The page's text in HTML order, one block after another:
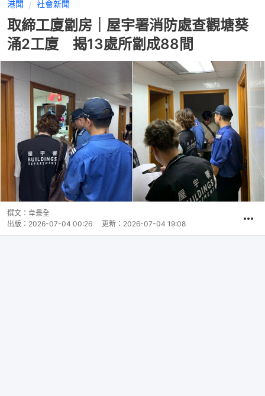
港聞 社會新聞
取締工廈劏房｜屋宇署消防處查觀塘葵
涌2工廈 揭13處所劏成88間
撰文： 韋景全
出版： 2026-07-04 00:26 更新： 2026-07-04 19:08